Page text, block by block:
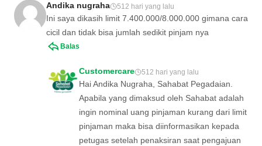
Andika nugraha 512 hari yang lalu
Ini saya dikasih limit 7.400.000/8.000.000 gimana cara
cicil dan tidak bisa jumlah sedikit pinjam nya
Balas
Customercare 512 hari yang lalu
Hai Andika Nugraha, Sahabat Pegadaian.
Apabila yang dimaksud oleh Sahabat adalah
ingin nominal uang pinjaman kurang dari limit
pinjaman maka bisa diinformasikan kepada
petugas setelah penaksiran saat pengajuan